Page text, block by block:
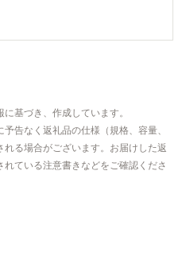
基づき、作成しています。
告なく返礼品の仕様（規格、容量、
る場合がございます。お届けした返
ている注意書きなどをご確認くださ